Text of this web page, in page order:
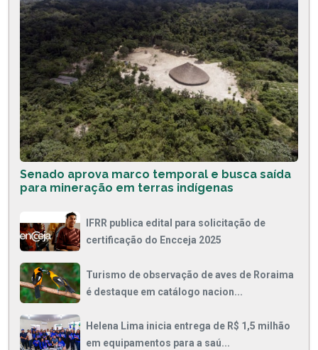
Senado aprova marco temporal e busca saída
para mineração em terras indígenas
IFRR publica edital para solicitação de
certificação do Encceja 2025
Turismo de observação de aves de Roraima
é destaque em catálogo nacion...
Helena Lima inicia entrega de R$ 1,5 milhão
em equipamentos para a saú...